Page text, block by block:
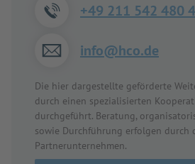
+49 211 542 480
info@hco.de
Die hier dargestellte geförderte
durch einen spezialisierten
durchgeführt. Beratung,
sowie Durchführung erfolgen durch
Partnerunternehmen.